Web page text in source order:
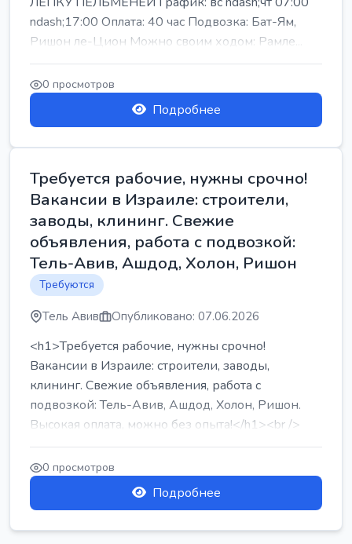
ndash;17:00 Оплата: 40 час Подвозка: Бат-Ям,
Ришон ле-Цион Можно своим ходом: Рамле...
0 просмотров
Подробнее
Требуется рабочие, нужны срочно!
Вакансии в Израиле: строители,
заводы, клининг. Свежие
объявления, работа с подвозкой:
Тель-Авив, Ашдод, Холон, Ришон
Требуются
Тель Авив Опубликовано: 07.06.2026
<h1>Требуется рабочие, нужны срочно!
Вакансии в Израиле: строители, заводы,
клининг. Свежие объявления, работа с
подвозкой: Тель-Авив, Ашдод, Холон, Ришон.
Высокая оплата, можно без опыта!</h1><br />
...
0 просмотров
Подробнее